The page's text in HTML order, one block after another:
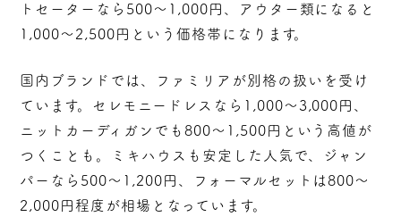
トセーターなら500～1,000円、アウター類になると
1,000～2,500円という価格帯になります。
国内ブランドでは、ファミリアが別格の扱いを受け
ています。セレモニードレスなら 1,000～3,000円
ニットカーディガンでも800～1,500円という高値が
つくことも。ミキハウスも安定した人気で、ジャン
パーなら500～1,200円、フォーマルセットは800～
2,000円程度が相場となっています。